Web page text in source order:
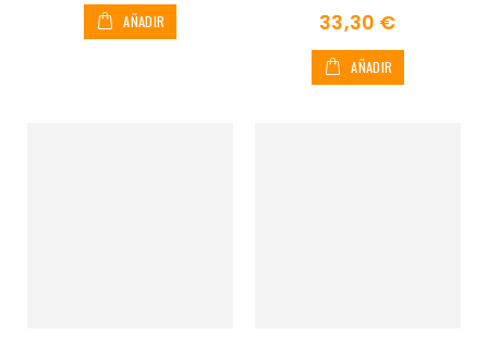
AÑADIR 33,30 €
AÑADIR